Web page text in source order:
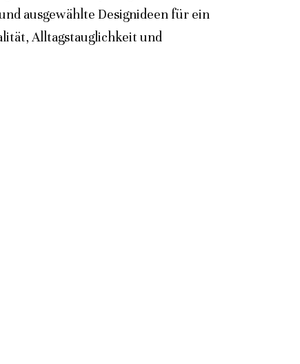
ausgewählte Designideen für ein
Alltagstauglichkeit und